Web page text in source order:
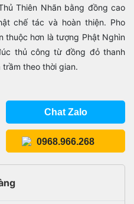
Thiên Nhãn bằng đồng cao
chế tác và hoàn thiện. Pho
thuộc hơn là tượng Phật Nghìn
thủ công từ đồng đỏ thanh
theo thời gian.
Chat Zalo
0968.966.268